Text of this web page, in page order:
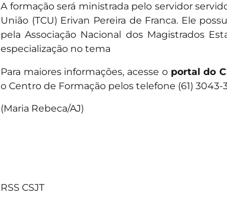
A formação será ministrada pelo servidor
União (TCU) Erivan Pereira de Franca. Ele
pela Associação Nacional dos Magistrados
especialização no tema
Para maiores informações, acesse o portal do
o Centro de Formação pelos telefone (61) 3043-
(Maria Rebeca/AJ)
RSS CSJT